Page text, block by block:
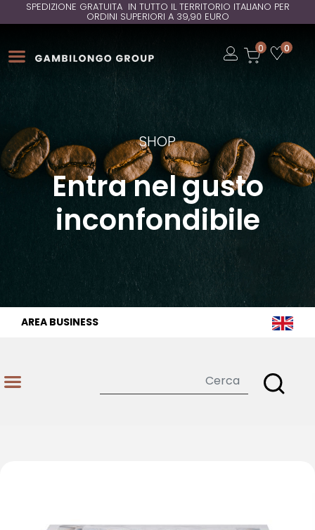
SPEDIZIONE GRATUITA IN TUTTO IL TERRITORIO ITALIANO PER
ORDINI SUPERIORI A 39,90 EURO
Open
0 Open
0
SHOP
Entra nel gusto
inconfondibile
AREA BUSINESS
Open